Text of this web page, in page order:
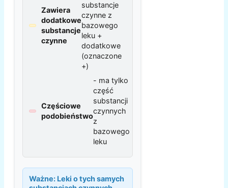
Zawiera
dodatkowe
substancje
czynne
substancje
czynne z
bazowego
leku +
dodatkowe
(oznaczone
+)
Częściowe
podobieństwo
- ma tylko
część
substancji
czynnych
z
bazowego
leku
Ważne: Leki o tych samych